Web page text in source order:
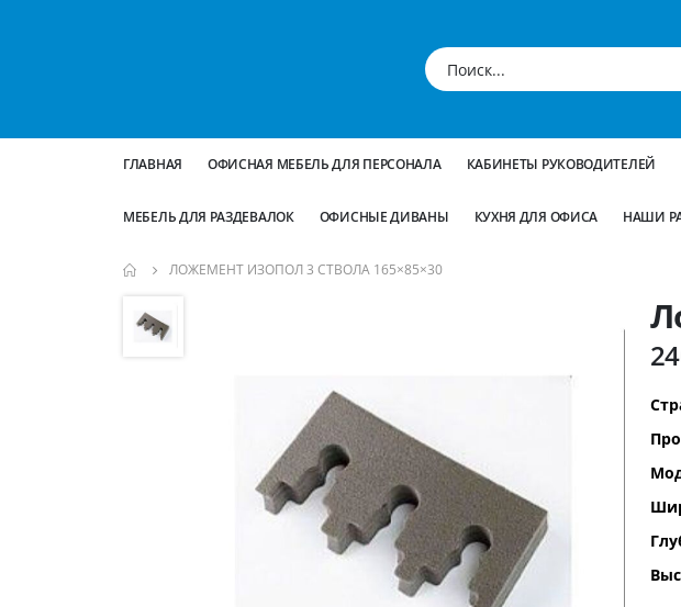
ГЛАВНАЯ ОФИСНАЯ МЕБЕЛЬ ДЛЯ ПЕРСОНАЛА КАБИНЕТЫ РУКОВОДИТЕЛЕЙ
МЕБЕЛЬ ДЛЯ РАЗДЕВАЛОК ОФИСНЫЕ ДИВАНЫ КУХНЯ ДЛЯ ОФИСА НАШИ
ЛОЖЕМЕНТ ИЗОПОЛ 3 СТВОЛА 165×85×30
перейти